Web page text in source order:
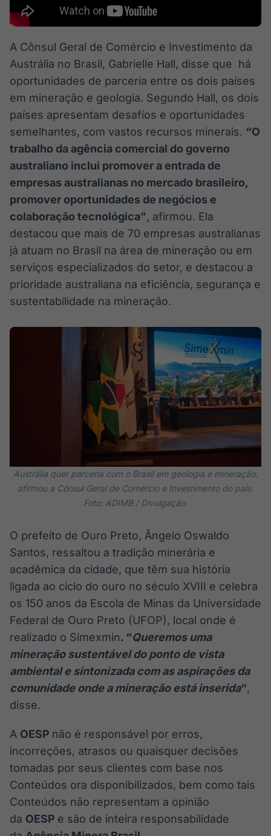
A Cônsul Geral de Comércio e Investimento da
Austrália no Brasil, Gabrielle Hall, disse que há
oportunidades de parceria entre os dois países
em mineração e geologia. Segundo Hall, os dois
países apresentam desafios e oportunidades
semelhantes, com vastos recursos minerais. “O
trabalho da agência comercial do governo
australiano inclui promover a entrada de
empresas australianas no mercado brasileiro,
promover oportunidades de negócios e
colaboração tecnológica”, afirmou. Ela
destacou que mais de 70 empresas australianas
já atuam no Brasil na área de mineração ou em
serviços especializados do setor, e destacou a
prioridade australiana na eficiência, segurança e
sustentabilidade na mineração.
Austrália quer parceria com o Brasil em geologia e mineração,
afirmou a Cônsul Geral de Comércio e Investimento do país.
Foto: ADIMB / Divulgação.
O prefeito de Ouro Preto, Ângelo Oswaldo
Santos, ressaltou a tradição minerária e
acadêmica da cidade, que têm sua história
ligada ao ciclo do ouro no século XVIII e celebra
os 150 anos da Escola de Minas da Universidade
Federal de Ouro Preto (UFOP), local onde é
realizado o Simexmin. “Queremos uma
mineração sustentável do ponto de vista
ambiental e sintonizada com as aspirações da
comunidade onde a mineração está inserida“,
disse.
A OESP não é responsável por erros,
incorreções, atrasos ou quaisquer decisões
tomadas por seus clientes com base nos
Conteúdos ora disponibilizados, bem como tais
Conteúdos não representam a opinião
da OESP e são de inteira responsabilidade